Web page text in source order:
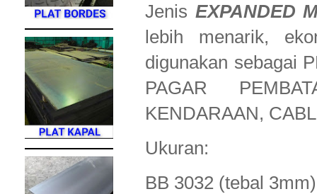
Jenis EXPANDED
lebih menarik,
digunakan sebagai
PAGAR
KENDARAAN,
Ukuran:
BB 3032 (tebal